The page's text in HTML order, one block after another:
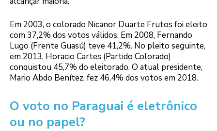
Em 2003, o colorado Nicanor Duarte Frutos foi eleito
com 37,2% dos votos válidos. Em 2008, Fernando
Lugo (Frente Guasú) teve 41,2%. No pleito seguinte,
em 2013, Horacio Cartes (Partido Colorado)
conquistou 45,7% do eleitorado. O atual presidente,
Mario Abdo Benítez, fez 46,4% dos votos em 2018.
O voto no Paraguai é eletrônico
ou no papel?